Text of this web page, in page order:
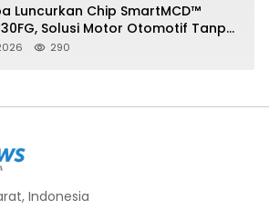
Luncurkan Chip SmartMCD™
Solusi Motor Otomotif Tanpa
di Kecepatan Nol
290
Indonesia